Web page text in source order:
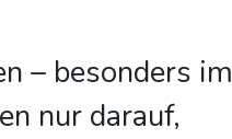
– besonders im
nur darauf,